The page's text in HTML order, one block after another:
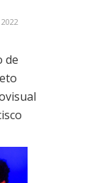
de